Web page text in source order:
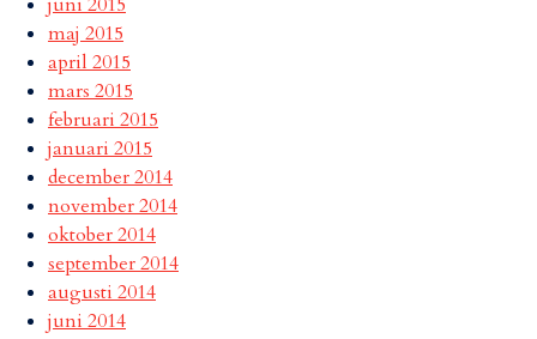
maj 2015
april 2015
mars 2015
februari 2015
januari 2015
december 2014
november 2014
oktober 2014
september 2014
augusti 2014
juni 2014